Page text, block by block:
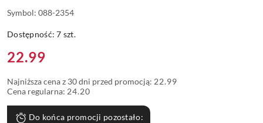
Symbol: 088-2354
Dostępność:7 szt.
Cena:
22.99
Najniższa cena z 30 dni przed promocją: 22.99
Cena regularna: 24.20
Do końca promocji pozostało: